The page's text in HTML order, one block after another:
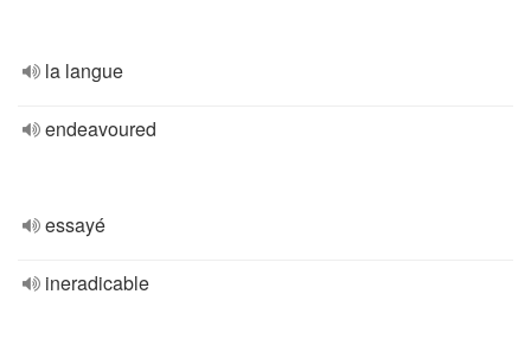
la langue
endeavoured
essayé
ineradicable